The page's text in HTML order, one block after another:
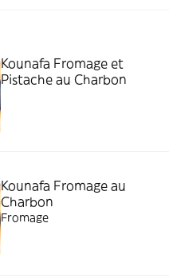
Kounafa Fromage et
Pistache au Charbon
Kounafa Fromage au
Charbon
Fromage